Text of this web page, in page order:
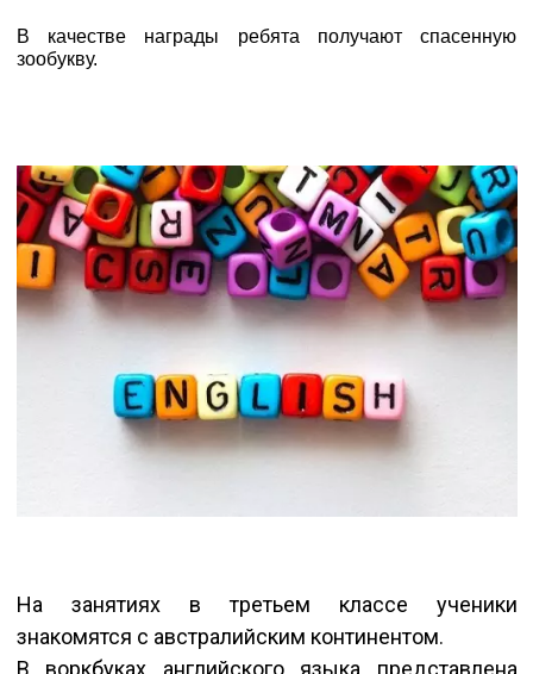
В качестве награды ребята получают спасенную
зообукву.
На занятиях в третьем классе ученики
знакомятся с австралийским континентом.
В воркбуках английского языка представлена